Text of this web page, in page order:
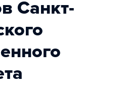
Санкт-